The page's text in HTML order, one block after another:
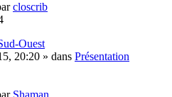
closcrib
Ouest
20:20 » dans Présentation